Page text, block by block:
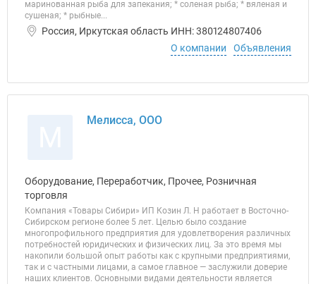
маринованная рыба для запекания; * соленая рыба; * вяленая и
сушеная; * рыбные...
Россия, Иркутская область ИНН: 380124807406
О компании
Объявления
Мелисса, ООО
Оборудование, Переработчик, Прочее, Розничная
торговля
Компания «Товары Сибири» ИП Козин Л. Н работает в Восточно-
Сибирском регионе более 5 лет. Целью было создание
многопрофильного предприятия для удовлетворения различных
потребностей юридических и физических лиц. За это время мы
накопили большой опыт работы как с крупными предприятиями,
так и с частными лицами, а самое главное — заслужили доверие
наших клиентов. Основными видами деятельности является